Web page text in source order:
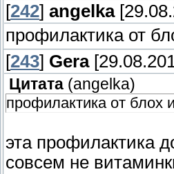
[242] angelka
профилактика от
[243] Gera
Цитата (angelka)
профилактика от блох
эта профилактика
совсем не